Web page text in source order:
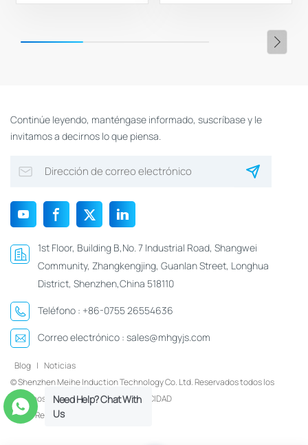
Continúe leyendo, manténgase informado, suscríbase y le
invitamos a decirnos lo que piensa.
1st Floor, Building B,No. 7 Industrial Road, Shangwei
Community, Zhangkengjing, Guanlan Street, Longhua
District, Shenzhen,China 518110
Teléfono : +86-0755 26554636
Correo electrónico : sales@mhgyjs.com
Blog | Noticias
© Shenzhen Meihe Induction Technology Co. Ltd. Reservados todos los
derechos.
Xml | POLÍTICA DE PRIVACIDAD
Red IPv6 compatible
Need Help? Chat With
Us